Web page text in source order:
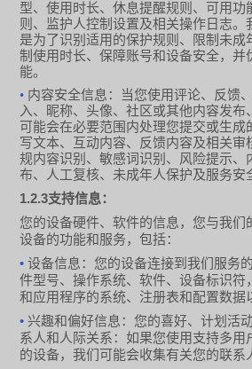
型、使用时长、休息提醒规则、可用功
则、监护人控制设置及相关操作日志。
是为了识别适用的保护规则、限制未成
制使用时长、保障账号和设备安全，并
能。
• 内容安全信息：当您使用评论、反馈
入、昵称、头像、社区或其他内容发布
可能会在必要范围内处理您提交或生成
写文本、互动内容、反馈内容及相关审
规内容识别、敏感词识别、风险提示、
布、人工复核、未成年人保护及服务安
1.2.3支持信息：
您的设备硬件、软件的信息，您与我们
设备的功能和服务，包括：
•设备信息：您的设备连接到我们服务
件型号、操作系统、软件、设备标识符
和应用程序的系统、注册表和配置数据
•兴趣和偏好信息：您的喜好、计划活
系人和人际关系：如果您使用支持多用
的设备，我们可能会收集有关您的联系